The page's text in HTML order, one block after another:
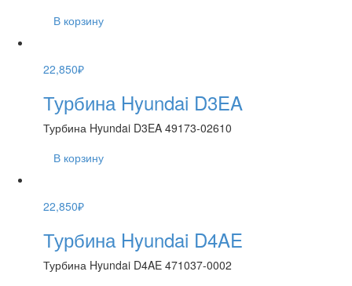
В корзину
22,850₽
Турбина Hyundai D3EA
Турбина Hyundai D3EA 49173-02610
В корзину
22,850₽
Турбина Hyundai D4AE
Турбина Hyundai D4AE 471037-0002